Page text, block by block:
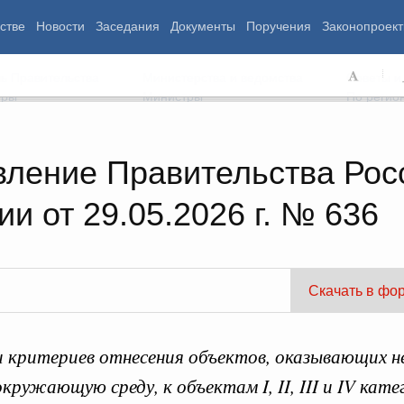
Новости Заседания Документы Поручения
Правительства
от 29.05.2026 г. № 636
Скачать в
отнесения объектов, оказывающих
среду, к объектам I, II, III и IV
Министры
Советы и
По
Занятость и труд
Технологическое развитие
Экология
Жильё и
Сельское
Национальные проекты